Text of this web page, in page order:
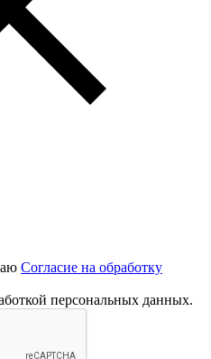
Согласие на обработку
персональных данных.